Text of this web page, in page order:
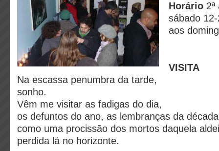
Horário
sábado
aos
VISITA
Na escassa penumbra da tarde,
sonho.
Vêm me visitar as fadigas do dia,
os defuntos do ano, as lembranças da
como uma procissão dos mortos daquela
perdida lá no horizonte.